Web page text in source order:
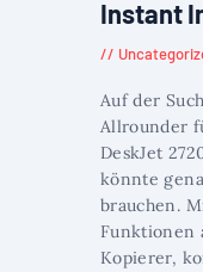
Instant
Auf der
Allrounder
DeskJet
könnte
brauchen.
Funktionen
Kopierer,